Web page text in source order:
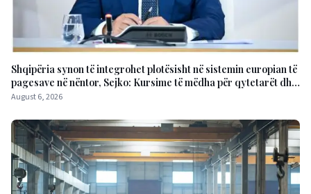
Shqipëria synon të integrohet plotësisht në sistemin europian të
pagesave në nëntor, Sejko: Kursime të mëdha për qytetarët dhe
bizneset
August 6, 2026